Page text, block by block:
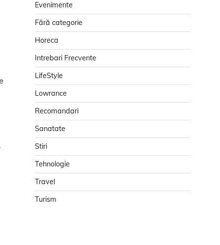
Evenimente
Fără categorie
Horeca
Intrebari Frecvente
LifeStyle
Lowrance
Recomandari
Sanatate
Stiri
Tehnologie
Travel
Turism